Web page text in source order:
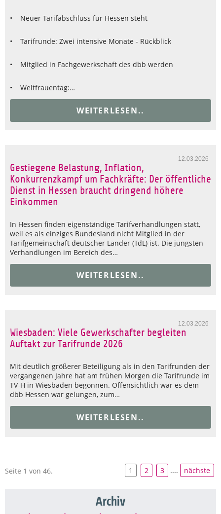
• Neuer Tarifabschluss für Hessen steht
• Tarifrunde: Zwei intensive Monate - Rückblick
• Mitglied in Fachgewerkschaft des dbb werden
• Weltfrauentag:…
WEITERLESEN..
12.03.2026
Gestiegene Belastung, Inflation,
Konkurrenzkampf um Fachkräfte: Der öffentliche
Dienst in Hessen braucht dringend höhere
Einkommen
In Hessen finden eigenständige Tarifverhandlungen statt,
weil es als einziges Bundesland nicht Mitglied in der
Tarifgemeinschaft deutscher Länder (TdL) ist. Die jüngsten
Verhandlungen im Bereich des…
WEITERLESEN..
12.03.2026
Wiesbaden: Viele Gewerkschafter begleiten
Auftakt zur Tarifrunde 2026
Mit deutlich größerer Beteiligung als in den Tarifrunden der
vergangenen Jahre hat am frühen Morgen die Tarifrunde im
TV-H in Wiesbaden begonnen. Offensichtlich war es dem
dbb Hessen war gelungen, zum…
WEITERLESEN..
Seite 1 von 46. 1 2 3 .... nächste
Archiv